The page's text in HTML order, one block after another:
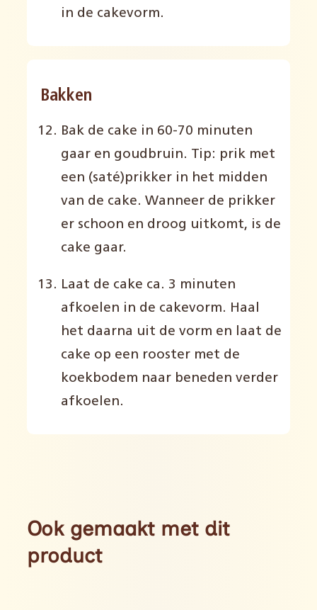
in de cakevorm.
Bakken
Bak de cake in 60-70 minuten
gaar en goudbruin. Tip: prik met
een (saté)prikker in het midden
van de cake. Wanneer de prikker
er schoon en droog uitkomt, is de
cake gaar.
Laat de cake ca. 3 minuten
afkoelen in de cakevorm. Haal
het daarna uit de vorm en laat de
cake op een rooster met de
koekbodem naar beneden verder
afkoelen.
Ook gemaakt met dit
product